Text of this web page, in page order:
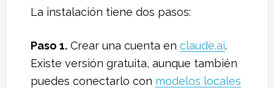
La instalación tiene dos pasos:
Paso 1.Crear una cuenta en claude.ai.
Existe versión gratuita, aunque también
puedes conectarlo con modelos locales